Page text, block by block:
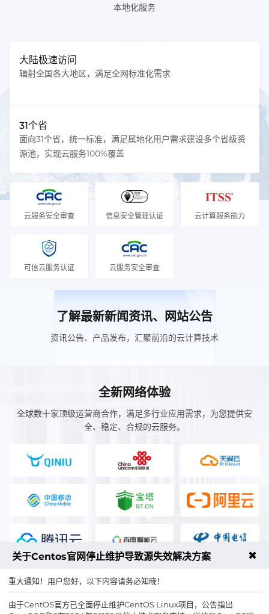
本地化服务
大陆极速访问
辐射全国各大地区，满足全网标准化需求
31个省
面向31个省，统一标准，满足属地化用户需求建设多个省级资
源池，实现云服务100%覆盖
云服务安全审查 信息安全管理认证 云计算服务能力
可信云服务认证 云服务安全审查
了解最新新闻资讯、网站公告
资讯公告、产品发布，汇聚前沿的云计算技术
全新网络体验
全球数十家顶级运营商合作，满足多行业应用需求，为您提供安
全、稳定、合规的云服务。
关于Centos官网停止维护导致源失效解决方案 ✖
重大通知！用户您好，以下内容请务必知晓！
由于CentOS官方已全面停止维护CentOS Linux项目，公告指出